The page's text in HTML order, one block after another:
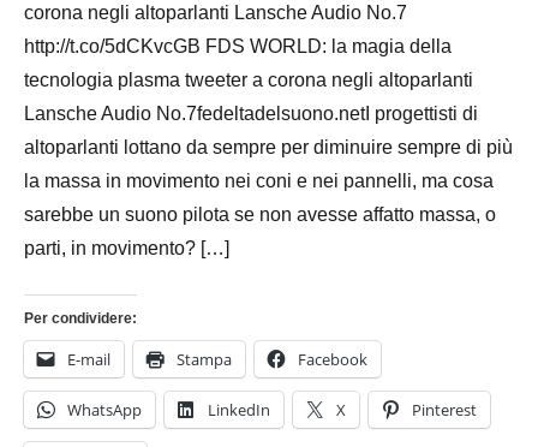
corona negli altoparlanti Lansche Audio No.7
http://t.co/5dCKvcGB FDS WORLD: la magia della
tecnologia plasma tweeter a corona negli altoparlanti
Lansche Audio No.7fedeltadelsuono.netI progettisti di
altoparlanti lottano da sempre per diminuire sempre di più
la massa in movimento nei coni e nei pannelli, ma cosa
sarebbe un suono pilota se non avesse affatto massa, o
parti, in movimento? […]
Per condividere:
E-mail Stampa Facebook
WhatsApp LinkedIn X Pinterest